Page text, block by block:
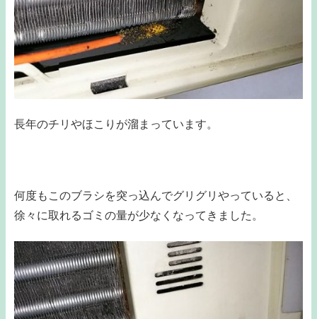
長年のチリやほこりが溜まっています。
何度もこのブラシを突っ込んでグリグリやっていると、
徐々に取れるゴミの量が少なくなってきました。